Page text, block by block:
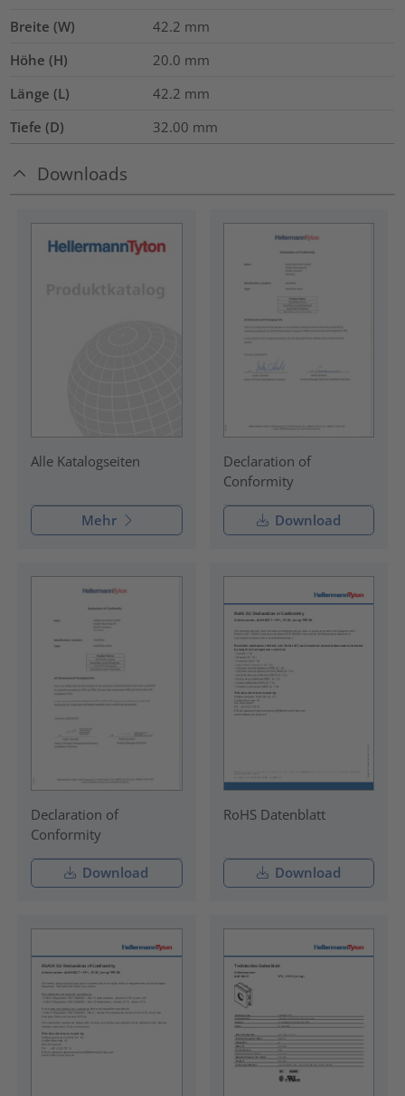
Breite (W) 42.2 mm
Höhe (H)
20.0 mm
Länge (L)
42.2 mm
Tiefe (D)
32.00 mm
Downloads
Alle Katalogseiten
Mehr
Declaration of
Conformity
Download
Declaration of
Conformity
Download
RoHS Datenblatt
Download